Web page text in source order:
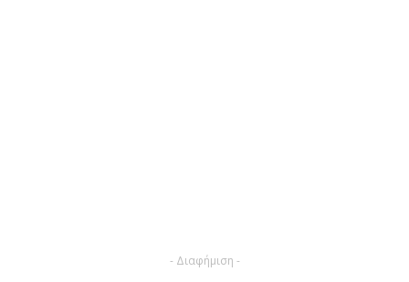
- Διαφήμιση -